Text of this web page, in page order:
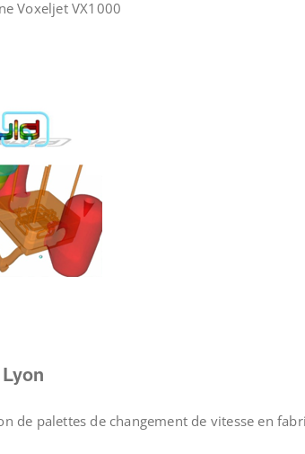
Voxeljet VX1000
de palettes de changement de vitesse en